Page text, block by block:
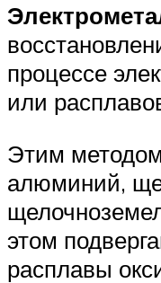
процессе
или
Этим
алюминий,
этом
расплавы